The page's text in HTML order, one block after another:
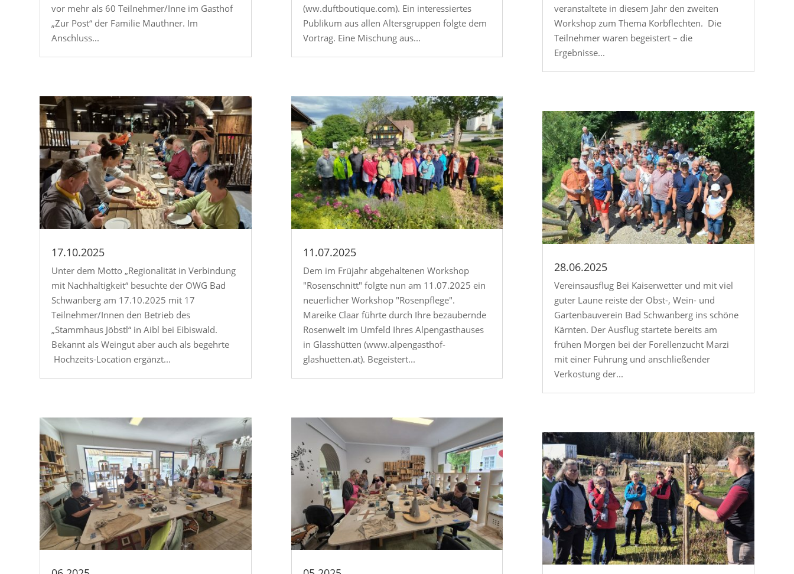
vor mehr als 60 Teilnehmer/Inne im Gasthof
„Zur Post“ der Familie Mauthner. Im
Anschluss...
17.10.2025
Unter dem Motto „Regionalität in Verbindung
mit Nachhaltigkeit“ besuchte der OWG Bad
Schwanberg am 17.10.2025 mit 17
Teilnehmer/Innen den Betrieb des
„Stammhaus Jöbstl“ in Aibl bei Eibiswald.
Bekannt als Weingut aber auch als begehrte
Hochzeits-Location ergänzt...
(ww.duftboutique.com). Ein interessiertes
Publikum aus allen Altersgruppen folgte dem
Vortrag. Eine Mischung aus...
11.07.2025
Dem im Früjahr abgehaltenen Workshop
"Rosenschnitt" folgte nun am 11.07.2025 ein
neuerlicher Workshop "Rosenpflege".
Mareike Claar führte durch Ihre bezaubernde
Rosenwelt im Umfeld Ihres Alpengasthauses
in Glasshütten (www.alpengasthof-
glashuetten.at). Begeistert...
veranstaltete in diesem Jahr den zweiten
Workshop zum Thema Korbflechten. Die
Teilnehmer waren begeistert – die
Ergebnisse...
28.06.2025
Vereinsausflug Bei Kaiserwetter und mit viel
guter Laune reiste der Obst-, Wein- und
Gartenbauverein Bad Schwanberg ins schöne
Kärnten. Der Ausflug startete bereits am
frühen Morgen bei der Forellenzucht Marzi
mit einer Führung und anschließender
Verkostung der...